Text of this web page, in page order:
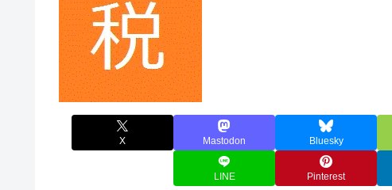
X Mastodon Bluesky
LINE Pinterest